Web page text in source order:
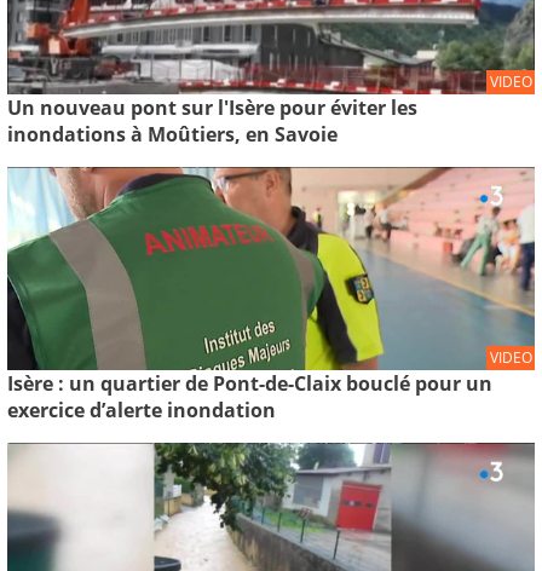
VIDEO
Un nouveau pont sur l'Isère pour éviter les
inondations à Moûtiers, en Savoie
VIDEO
Isère : un quartier de Pont-de-Claix bouclé pour un
exercice d’alerte inondation